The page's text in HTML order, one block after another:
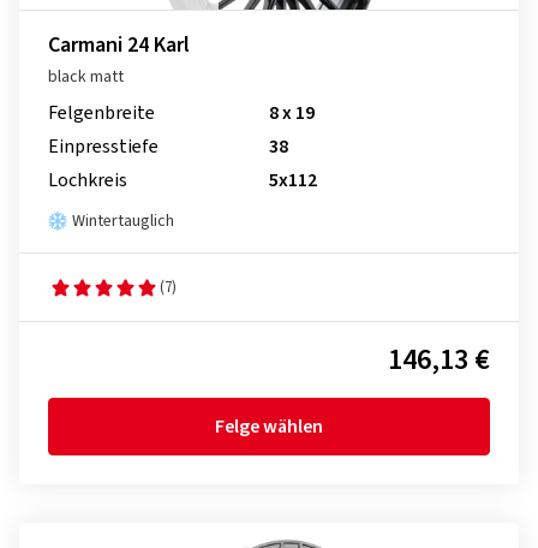
Carmani 24 Karl
black matt
Felgenbreite
8 x 19
Einpresstiefe
38
Lochkreis
5x112
Wintertauglich
(7)
146,13 €
Felge wählen